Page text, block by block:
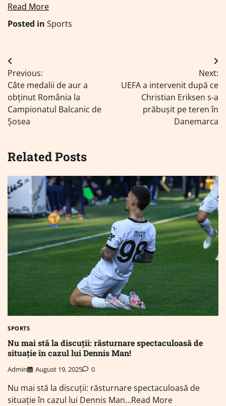
Read More
Posted in Sports
Navigare
în
articole
Previous:
Câte medalii de aur a
obținut România la
Campionatul Balcanic de
Șosea
Next:
UEFA a intervenit după ce
Christian Eriksen s-a
prăbușit pe teren în
Danemarca
Related Posts
SPORTS
Nu mai stă la discuții: răsturnare spectaculoasă de
situație în cazul lui Dennis Man!
Admin August 19, 2025 0
Nu mai stă la discuții: răsturnare spectaculoasă de
situație în cazul lui Dennis Man…Read More